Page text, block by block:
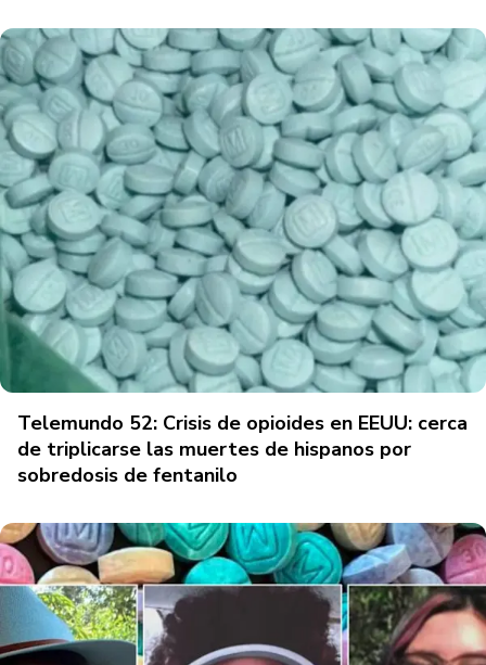
Telemundo 52: Crisis de opioides en EEUU: cerca
de triplicarse las muertes de hispanos por
sobredosis de fentanilo